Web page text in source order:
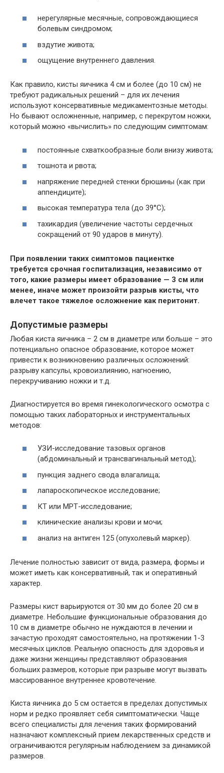
нерегулярные месячные, сопровождающиеся
болевым синдромом;
вздутие живота;
ощущение внутреннего давления.
Как правило, кисты яичника 4 см и более (до 10 см) не
требуют радикальных решений – для их лечения
используют консервативные медикаментозные методы.
Но бывают осложненные, например, с перекрутом ножки,
который можно «вычислить» по следующим симптомам:
постоянные схваткообразные боли внизу живота;
тошнота и рвота;
напряжение передней стенки брюшины (как при
аппендиците);
высокая температура тела (до 39°С);
тахикардия (увеличение частоты сердечных
сокращений от 90 ударов в минуту).
При появлении таких симптомов пациентке
требуется срочная госпитализация, независимо от
того, какие размеры имеет образование — 3 см или
менее, иначе может произойти разрыв кисты, что
влечет такое тяжелое осложнение как перитонит.
Допустимые размеры
Любая киста яичника – 2 см в диаметре или больше – это
потенциально опасное образование, которое может
привести к возникновению различных осложнений:
разрыву капсулы, кровоизлиянию, нагноению,
перекручиванию ножки и т.д.
Диагностируется во время гинекологического осмотра с
помощью таких лабораторных и инструментальных
методов:
УЗИ-исследование тазовых органов
(абдоминальный и трансвагинальный метод);
пункция заднего свода влагалища;
лапароскопическое исследование;
КТ или МРТ-исследование;
клинические анализы крови и мочи;
анализ на антиген 125 (опухолевый маркер).
Лечение полностью зависит от вида, размера, формы и
может иметь как консервативный, так и оперативный
характер.
Размеры кист варьируются от 30 мм до более 20 см в
диаметре. Небольшие функциональные образования до
10 см в диаметре обычно не нуждаются в лечении и
зачастую проходят самостоятельно, на протяжении 1-3
месячных циклов. Реальную опасность для здоровья и
даже жизни женщины представляют образования
больших размеров, которые при разрыве могут вызвать
массированное внутреннее кровотечение.
Киста яичника до 5 см остается в пределах допустимых
норм и редко проявляет себя симптоматически. Чаще
всего специалисты для лечения таких формирований
назначают комплексный прием лекарственных средств и
ограничиваются регулярным наблюдением за динамикой
размеров.